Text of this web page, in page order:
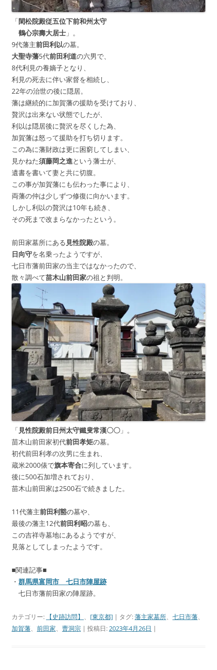
「閑松院殿従五位下前和州太守
鶴心宗壽大居士 」。
9代藩主前田利以の墓。
大聖寺藩5代前田利道の六男で、
8代利見の養嫡子となり、
利見の死去に伴い家督を相続し、
22年の治世の後に隠居。
藩は継続的に加賀藩の援助を受けており、
贅沢は出来ない状態でしたが、
利以は隠居後に贅沢を尽くした為、
加賀藩は怒って援助を打ち切ります。
この為に藩財政は更に困窮してしまい、
見かねた須藤岡之進という藩士が、
遺書を書いて妻と共に切腹。
この事が加賀藩にも伝わった事により、
両藩の仲は少しずつ修復に向かいます。
しかし利以の贅沢は10年も続き、
その死まで改まらなかったという。
前田家墓所にある 見性院殿の墓。
日向守を名乗ったようですが、
七日市藩前田家の当主ではなかったので、
散々調べて苗木山前田家の祖と判明。
「 見性院殿前日州太守鐵叟常漢〇〇 」。
苗木山前田家初代前田孝矩の墓。
初代前田利孝の次男に生まれ、
蔵米2000俵で旗本寄合に列しています。
後に500石加増されており、
苗木山前田家は2500石で続きました。
11代藩主前田利豁の墓や、
最後の藩主12代前田利昭の墓も、
この吉祥寺墓地にあるようですが、
見落としてしまったようです。
■関連記事■
・ 群馬県富岡市 七日市陣屋跡
七日市藩前田家の陣屋跡。
カテゴリー: 【史跡訪問】 [東京都] | タグ:藩主家墓所 七日市藩
加賀藩
前田家 曹洞宗 | 投稿日: 2023年4月26日 |